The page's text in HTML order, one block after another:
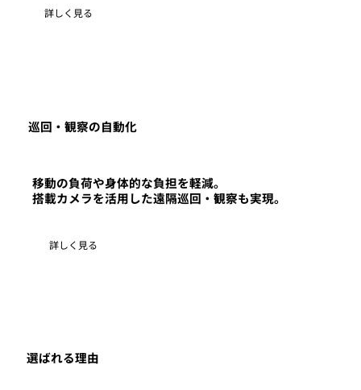
詳しく見る
​巡回・観察の自動化
移動の負荷や身体的な負担を軽減。
搭載カメラを活用した遠隔巡回・観察も実現。
詳しく見る
選ばれる理由